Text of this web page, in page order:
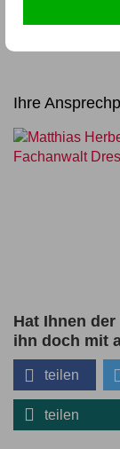
Zurück
Ihre
Hat Ihnen
ihn doch mit
teilen
teilen